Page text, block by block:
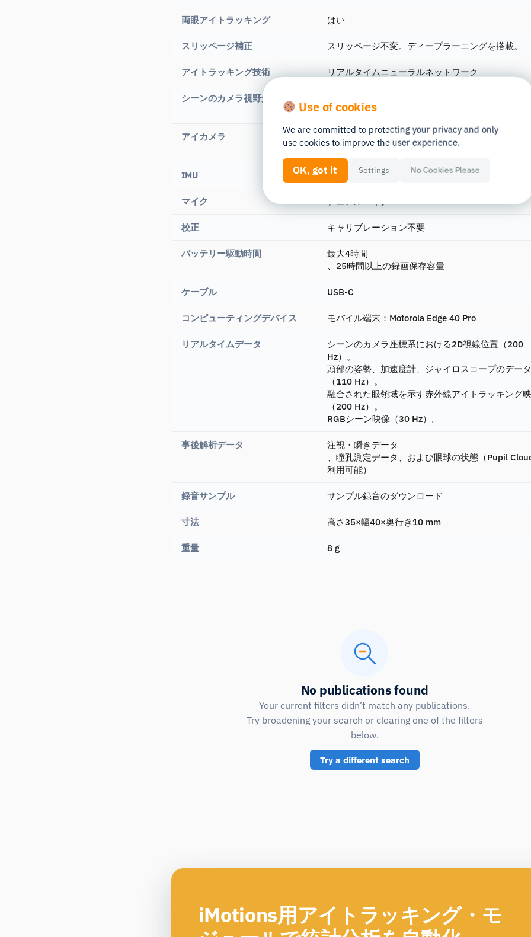
両眼アイトラッキング はい
スリッページ補正 スリッページ不変。ディープラーニングを搭載。
アイトラッキング技術 リアルタイムニューラルネットワーク
シーンのカメラ視野角
水平視野角：132°、垂直視野角：81°
アイカメラ
赤外線カメラ
2台 192×192 @200 Hz
IMU 加速度センサー、磁力計、ジャイロセンサー
マイク
校正 キャリブレーション不要
バッテリー駆動時間
最大4時間
、25時間以上の録画保存容量
ケーブル USB-C
コンピューティングデバイス モバイル端末： Motorola Edge 40 Pro
リアルタイムデータ
シーンのカメラ座標系における2D視線位置（200
Hz）。
頭部の姿勢、加速度計、ジャイロスコープのデー
（110 Hz）。
融合された眼領域を示す赤外線アイトラッキング
（200 Hz）。
RGBシーン映像（30 Hz）。
事後解析データ
注視・瞬きデータ
、瞳孔測定データ、および眼球の状態（Pupil
利用可能）
録音サンプル サンプル録音のダウンロード
寸法 高さ35×幅40×奥行き10 mm
重量 8 g
No publications found
Your current filters didn’t match any publications.
Try broadening your search or clearing one of the filters
below.
Try a different search
iMotions用アイトラッキング・モ
Use of cookies
We are committed to protecting your privacy and only
use cookies to improve the user experience.
OK, got it Settings No Cookies Please